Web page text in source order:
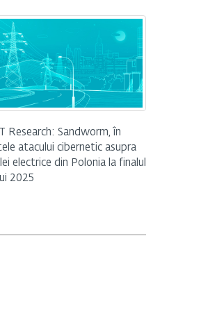
Research: Sandworm, în
atacului cibernetic asupra
electrice din Polonia la finalul
2025